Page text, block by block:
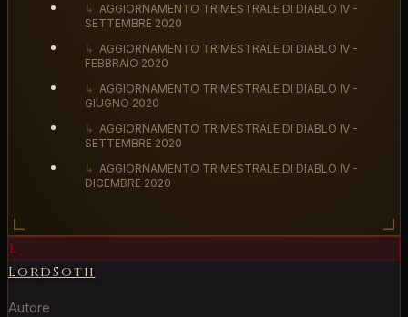
↳ AGGIORNAMENTO TRIMESTRALE DI DIABLO IV -
SETTEMBRE 2020
↳ AGGIORNAMENTO TRIMESTRALE DI DIABLO IV -
FEBBRAIO 2020
↳ AGGIORNAMENTO TRIMESTRALE DI DIABLO IV -
GIUGNO 2020
↳ AGGIORNAMENTO TRIMESTRALE DI DIABLO IV -
SETTEMBRE 2020
↳ AGGIORNAMENTO TRIMESTRALE DI DIABLO IV -
DICEMBRE 2020
L
LordSoth
Autore